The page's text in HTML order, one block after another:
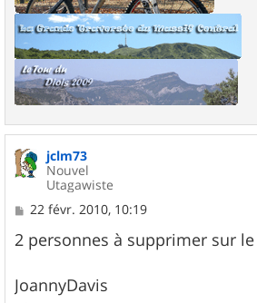
jclm73
Nouvel
Utagawiste
M
s
s
g
e
22 févr. 2010, 10:19
2 personnes à supprimer sur le
JoannyDavis